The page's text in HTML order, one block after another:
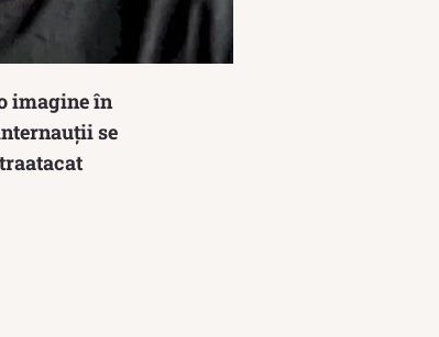
imagine în
se